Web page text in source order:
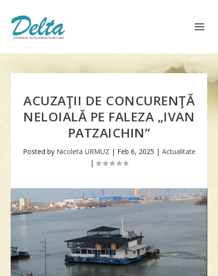
ACUZAŢII DE CONCURENŢĂ
NELOIALĂ PE FALEZA „IVAN
PATZAICHIN”
Posted by Nicoleta URMUZ | Feb 6, 2025 | Actualitate
|